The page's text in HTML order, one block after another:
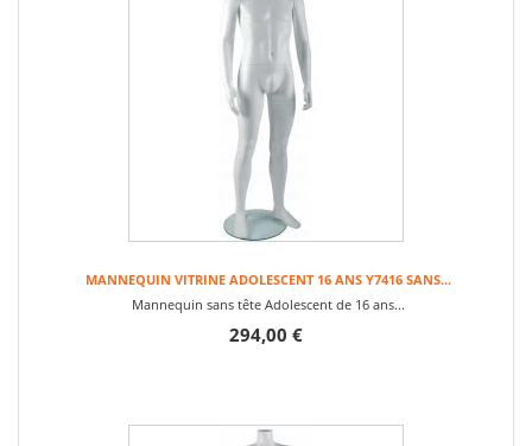
MANNEQUIN VITRINE ADOLESCENT 16 ANS Y7416 SANS...
Mannequin sans tête Adolescent de 16 ans...
294,00 €